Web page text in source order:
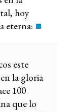
hoy
eterna:
este
la gloria
100
que lo